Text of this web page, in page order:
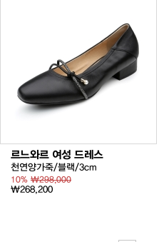
르느와르 여성 드레스
천연양가죽/블랙/3cm
10% ₩298,000
₩268,200